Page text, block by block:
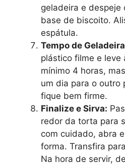
geladeira e despeje
base de biscoito.
espátula.
Tempo de
plástico filme e leve
mínimo 4 horas,
um dia para o outro
fique bem firme.
Finalize e Sirva:
redor da torta para
com cuidado, abra
forma. Transfira
Na hora de servir,